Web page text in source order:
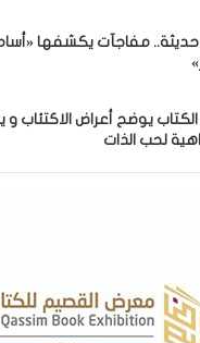
حديثة.. مفاجآت يكشفها
يوضح أعراض الاكتئاب و
لحب الذات